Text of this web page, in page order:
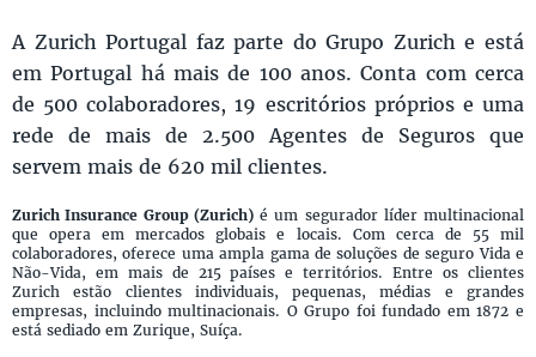
A Zurich Portugal faz parte do Grupo Zurich e está
em Portugal há mais de 100 anos. Conta com cerca
de 500 colaboradores, 19 escritórios próprios e uma
rede de mais de 2.500 Agentes de Seguros que
servem mais de 620 mil clientes.
Zurich Insurance Group (Zurich)é um segurador líder multinacional
que opera em mercados globais e locais. Com cerca de 55 mil
colaboradores, oferece uma ampla gama de soluções de seguro Vida e
Não-Vida, em mais de 215 países e territórios. Entre os clientes
Zurich estão clientes individuais, pequenas, médias e grandes
empresas, incluindo multinacionais. O Grupo foi fundado em 1872 e
está sediado em Zurique, Suíça.